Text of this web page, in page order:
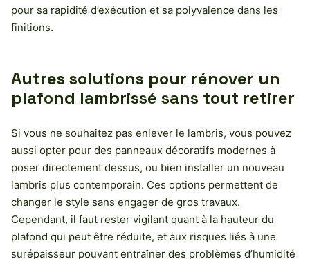
pour sa rapidité d’exécution et sa polyvalence dans les
finitions.
Autres solutions pour rénover un
plafond lambrissé sans tout retirer
Si vous ne souhaitez pas enlever le lambris, vous pouvez
aussi opter pour des panneaux décoratifs modernes à
poser directement dessus, ou bien installer un nouveau
lambris plus contemporain. Ces options permettent de
changer le style sans engager de gros travaux.
Cependant, il faut rester vigilant quant à la hauteur du
plafond qui peut être réduite, et aux risques liés à une
surépaisseur pouvant entraîner des problèmes d’humidité